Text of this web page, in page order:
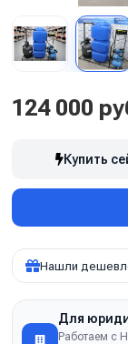
124 000
Купить
Нашли
Для
Работаем с